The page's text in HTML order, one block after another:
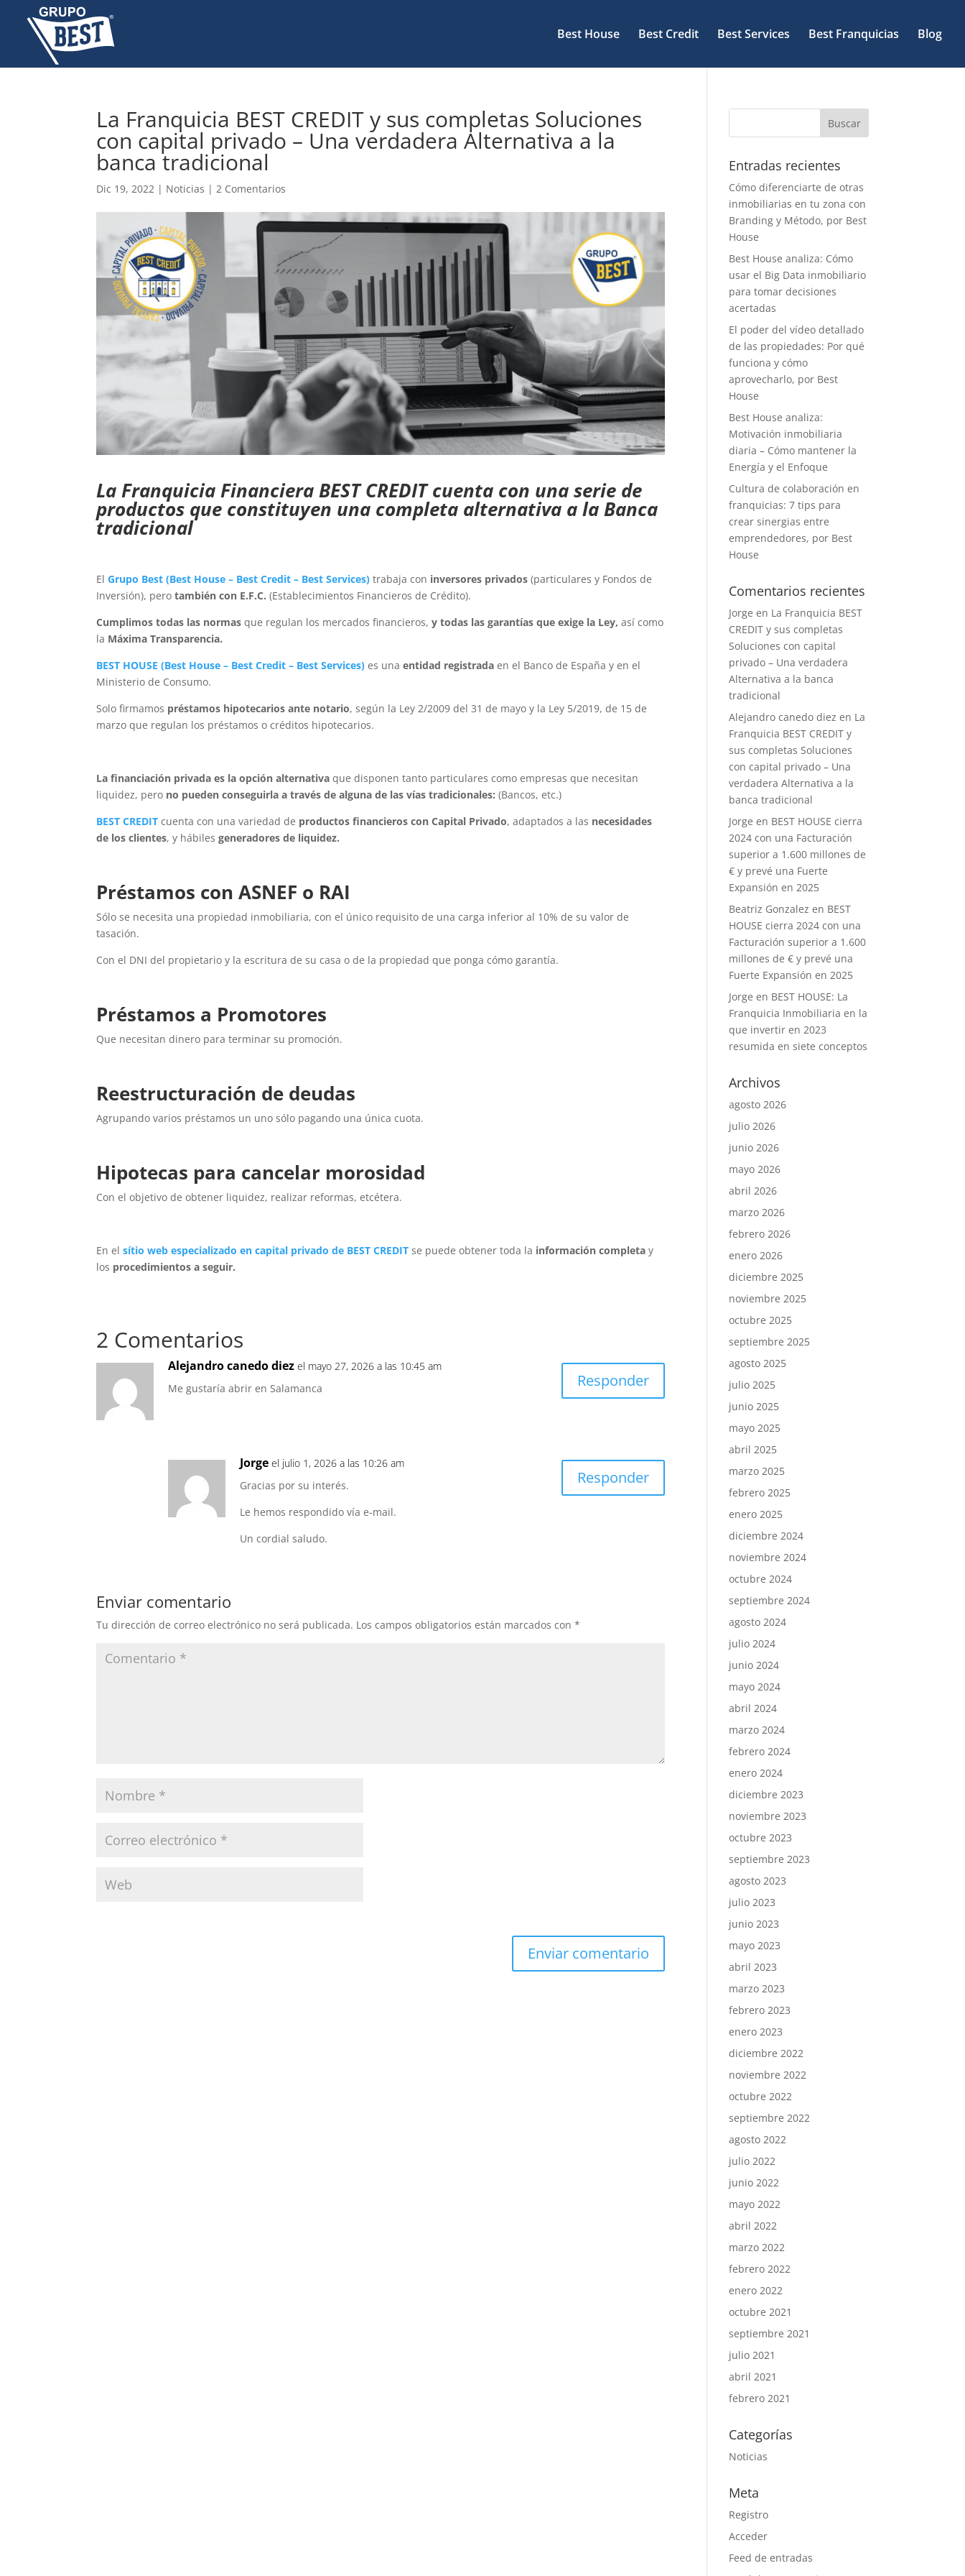
Best House Best Credit Best Services Best Franquicias Blog
La Franquicia BEST CREDIT y sus completas Soluciones
con capital privado – Una verdadera Alternativa a la
banca tradicional
Dic 19, 2022 | Noticias |2 Comentarios
La Franquicia Financiera BEST CREDIT cuenta con una serie de
productos que constituyen una completa alternativa a la Banca
tradicional
ElGrupo Best (Best House – Best Credit – Best Services) trabaja con inversores privados (particulares y Fondos de
Inversión), perotambién con E.F.C. (Establecimientos Financieros de Crédito).
Cumplimos todas las normas que regulan los mercados financieros,y todas las garantías que exige la Ley,así como
la Máxima Transparencia.
BEST HOUSE (Best House – Best Credit – Best Services) es unaentidad registrada en el Banco de España y en el
Ministerio de Consumo.
Solo firmamos préstamos hipotecarios ante notario, según la Ley 2/2009 del 31 de mayo y la Ley 5/2019, de 15 de
marzo que regulan los préstamos o créditos hipotecarios.
La financiación privada es la opción alternativa que disponen tanto particulares como empresas que necesitan
liquidez, pero no pueden conseguirla a través de alguna de las vías tradicionales: (Bancos, etc.)
BEST CREDIT cuenta con una variedad de productos financieros con Capital Privado, adaptados a las necesidades
de los clientes, y hábilesgeneradores de liquidez.
Préstamos con ASNEF o RAI
Sólo se necesita una propiedad inmobiliaria, con el único requisito de una carga inferior al 10% de su valor de
tasación.
Con el DNI del propietario y la escritura de su casa o de la propiedad que ponga cómo garantía.
Préstamos a Promotores
Que necesitan dinero para terminar su promoción.
Reestructuración de deudas
Agrupando varios préstamos un uno sólo pagando una única cuota.
Hipotecas para cancelar morosidad
Con el objetivo de obtener liquidez, realizar reformas, etcétera.
En elsítio web especializado en capital privado de BEST CREDIT se puede obtener toda la información completa y
los procedimientos a seguir.
2 Comentarios
Alejandro canedo diez el mayo 27, 2026 a las 10:45 am
Me gustaría abrir en Salamanca
Responder
Jorge el julio 1, 2026 a las 10:26 am
Gracias por su interés.
Le hemos respondido vía e-mail.
Un cordial saludo.
Responder
Enviar comentario
Tu dirección de correo electrónico no será publicada. Los campos obligatorios están marcados con*
Entradas recientes
Cómo diferenciarte de otras
inmobiliarias en tu zona con
Branding y Método, por Best
House
Best House analiza: Cómo
usar el Big Data inmobiliario
para tomar decisiones
acertadas
El poder del vídeo detallado
de las propiedades: Por qué
funciona y cómo
aprovecharlo, por Best
House
Best House analiza:
Motivación inmobiliaria
diaria – Cómo mantener la
Energía y el Enfoque
Cultura de colaboración en
franquicias: 7 tips para
crear sinergias entre
emprendedores, por Best
House
Comentarios recientes
Jorge en La Franquicia BEST
CREDIT y sus completas
Soluciones con capital
privado – Una verdadera
Alternativa a la banca
tradicional
Alejandro canedo diez en La
Franquicia BEST CREDIT y
sus completas Soluciones
con capital privado – Una
verdadera Alternativa a la
banca tradicional
Jorge en BEST HOUSE cierra
2024 con una Facturación
superior a 1.600 millones de
€ y prevé una Fuerte
Expansión en 2025
Beatriz Gonzalez en BEST
HOUSE cierra 2024 con una
Facturación superior a 1.600
millones de € y prevé una
Fuerte Expansión en 2025
Jorge en BEST HOUSE: La
Franquicia Inmobiliaria en la
que invertir en 2023
resumida en siete conceptos
Archivos
agosto 2026
julio 2026
junio 2026
mayo 2026
abril 2026
marzo 2026
febrero 2026
enero 2026
diciembre 2025
noviembre 2025
octubre 2025
septiembre 2025
agosto 2025
julio 2025
junio 2025
mayo 2025
abril 2025
marzo 2025
febrero 2025
enero 2025
diciembre 2024
noviembre 2024
octubre 2024
septiembre 2024
agosto 2024
julio 2024
junio 2024
mayo 2024
abril 2024
marzo 2024
febrero 2024
enero 2024
diciembre 2023
noviembre 2023
octubre 2023
septiembre 2023
agosto 2023
julio 2023
junio 2023
mayo 2023
abril 2023
marzo 2023
febrero 2023
enero 2023
diciembre 2022
noviembre 2022
octubre 2022
septiembre 2022
agosto 2022
julio 2022
junio 2022
mayo 2022
abril 2022
marzo 2022
febrero 2022
enero 2022
octubre 2021
septiembre 2021
julio 2021
abril 2021
febrero 2021
Categorías
Noticias
Meta
Registro
Acceder
Feed de entradas